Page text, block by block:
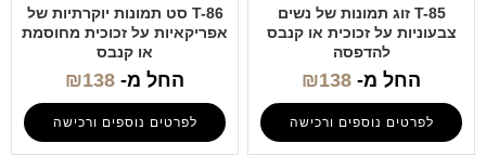
T-85 זוג תמונות של נשים
צבעוניות על זכוכית או קנבס
להדפסה
החל מ- ₪138
לפרטים נוספים ורכישה
T-86 סט תמונות יוקרתיות של
אפריקאיות על זכוכית מחוסמת
או קנבס
החל מ- ₪138
לפרטים נוספים ורכישה